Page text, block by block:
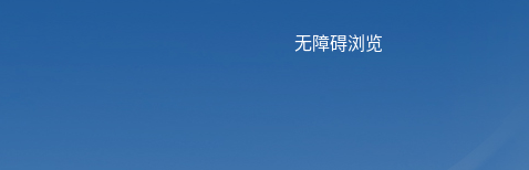
无障碍浏览